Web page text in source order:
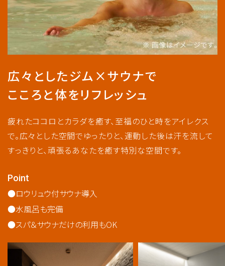
広々としたジム×サウナで
こころと体をリフレッシュ
疲れたココロとカラダを癒す、至福のひと時をアイレクス
で。広々とした空間でゆったりと、運動した後は汗を流して
すっきりと、頑張るあなたを癒す特別な空間です。
Point
ロウリュウ付サウナ導入
水風呂も完備
スパ＆サウナだけの利用もOK